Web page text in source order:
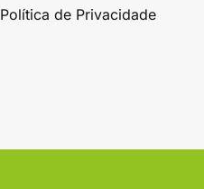
Política de Privacidade